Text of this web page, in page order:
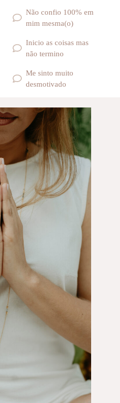
Não confio 100% em
mim mesma(o)
Inicio as coisas mas
não termino
Me sinto muito
desmotivado